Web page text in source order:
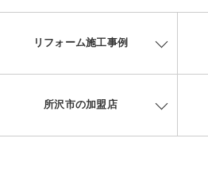
リフォーム施工事例
所沢市の加盟店